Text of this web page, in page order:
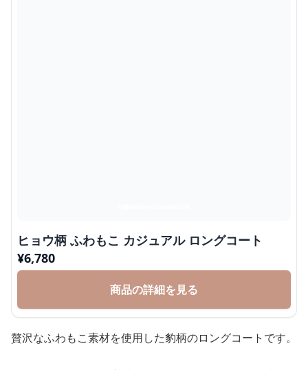
ヒョウ柄 ふわもこ カジュアル ロングコート
¥6,780
商品の詳細を見る
贅沢なふわもこ素材を使用した豹柄のロングコートです。